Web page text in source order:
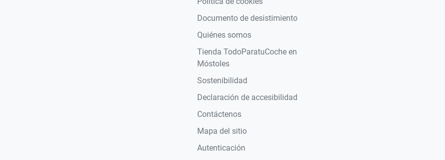
Documento de desistimiento
Quiénes somos
Tienda TodoParatuCoche en
Móstoles
Sostenibilidad
Declaración de accesibilidad
Contáctenos
Mapa del sitio
Autenticación